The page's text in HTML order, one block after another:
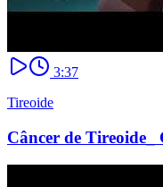
3:37
Tireoide
Câncer de